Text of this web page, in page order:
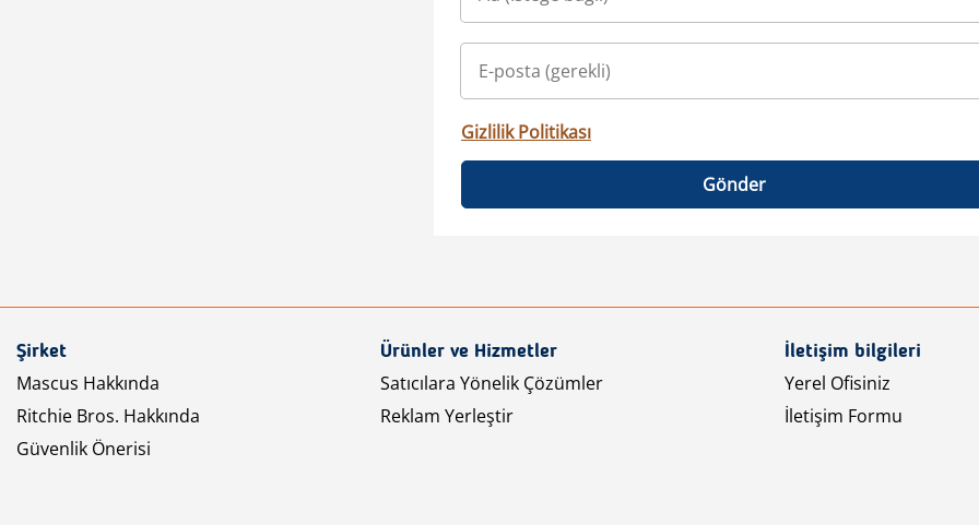
Gizlilik Politikası
Gönder
Şirket
Mascus Hakkında
Ritchie Bros. Hakkında
Güvenlik Önerisi
Ürünler ve Hizmetler
Satıcılara Yönelik Çözümler
Reklam Yerleştir
İletişim bilgileri
Yerel Ofisiniz
İletişim Formu